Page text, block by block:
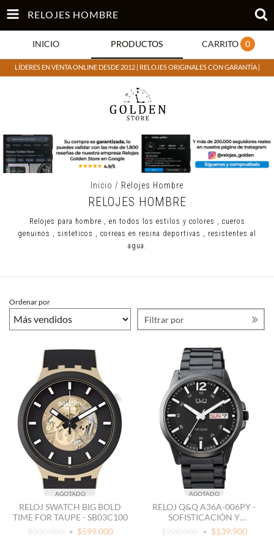
RELOJES HOMBRE
INICIO PRODUCTOS CARRITO 0
LÍDERES EN VENTA ONLINE DESDE 2012 | RELOJES ORIGINALES CON GARANTÍA |
Inicio / Relojes Hombre
RELOJES HOMBRE
Relojes para hombre , en todos los estilos y colores , cueros
genuinos , sinteticos , correas en resina deportivas , resistentes al
agua.
Ordenar por
Filtrar por
AGOTADO
RELOJ SWATCH BIG BOLD
TIME FOR TAUPE - SB03C100
$800.000
$599.000
AGOTADO
RELOJ Q&Q A36A-006PY -
SOFISTICACIÓN Y
DURABILIDAD
$200.000 $139.900